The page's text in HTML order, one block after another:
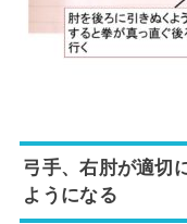
弓手、右肘が適切
ようになる